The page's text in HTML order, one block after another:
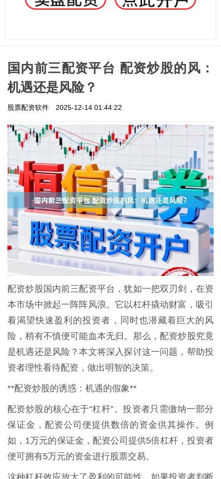
国内前三配资平台 配资炒股的风：
机遇还是风险？
股票配资软件 2025-12-14 01:44:22
配资炒股国内前三配资平台，犹如一把双刃剑，在资
本市场中掀起一阵阵风浪。它以杠杆撬动财富，吸引
着渴望快速盈利的投资者，同时也潜藏着巨大的风
险，稍有不慎便可能血本无归。那么，配资炒股究竟
是机遇还是风险？本文将深入探讨这一问题，帮助投
资者理性看待配资，做出明智的决策。
**配资炒股的诱惑：机遇的假象**
配资炒股的核心在于“杠杆”。投资者只需缴纳一部分
保证金，配资公司便提供数倍的资金供其操作。例
如，1万元的保证金，配资公司提供5倍杠杆，投资者
便可拥有5万元的资金进行股票交易。
这种杠杆效应放大了盈利的可能性。如果投资者判断